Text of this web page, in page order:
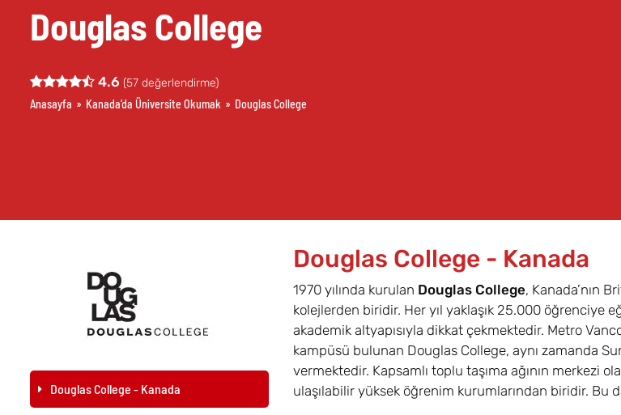
Douglas College
4.6 (57 değerlendirme)
Anasayfa » Kanada’da Üniversite Okumak » Douglas College
Douglas College - Kanada
Douglas College - Kanada
1970 yılında kurulan Douglas College, Kanada’nın
kolejlerden biridir. Her yıl yaklaşık 25.000
akademik altyapısıyla dikkat çekmektedir. Metro
kampüsü bulunan Douglas College, aynı zamanda
vermektedir. Kapsamlı toplu taşıma ağının merkezi
ulaşılabilir yüksek öğrenim kurumlarından biridir.